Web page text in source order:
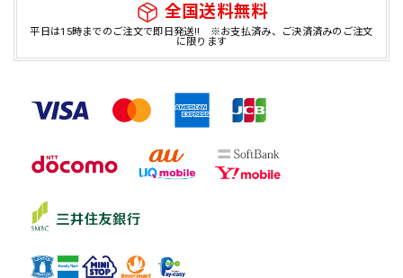
全国送料無料
平日は15時までのご注文で即日発送!! ※お支払済み、ご決済済みのご注文
に限ります